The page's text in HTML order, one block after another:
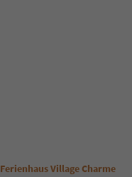
Ferienhaus Village Charme